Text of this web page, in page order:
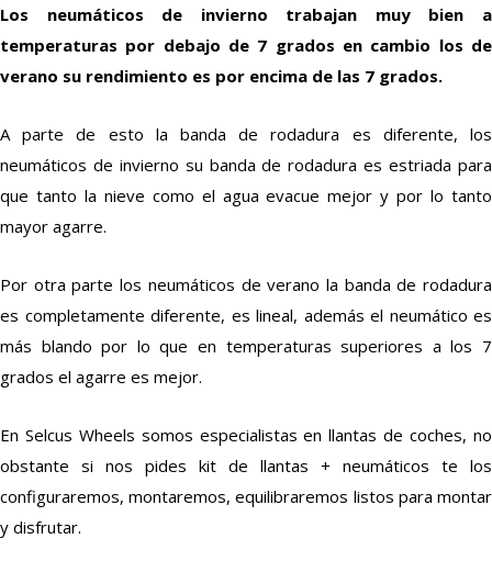
Los neumáticos de invierno trabajan muy bien a
temperaturas por debajo de 7 grados en cambio los de
verano su rendimiento es por encima de las 7 grados.
A parte de esto la banda de rodadura es diferente, los
neumáticos de invierno su banda de rodadura es estriada para
que tanto la nieve como el agua evacue mejor y por lo tanto
mayor agarre.
Por otra parte los neumáticos de verano la banda de rodadura
es completamente diferente, es lineal, además el neumático es
más blando por lo que en temperaturas superiores a los 7
grados el agarre es mejor.
En Selcus Wheels somos especialistas en llantas de coches, no
obstante si nos pides kit de llantas + neumáticos te los
configuraremos, montaremos, equilibraremos listos para montar
y disfrutar.